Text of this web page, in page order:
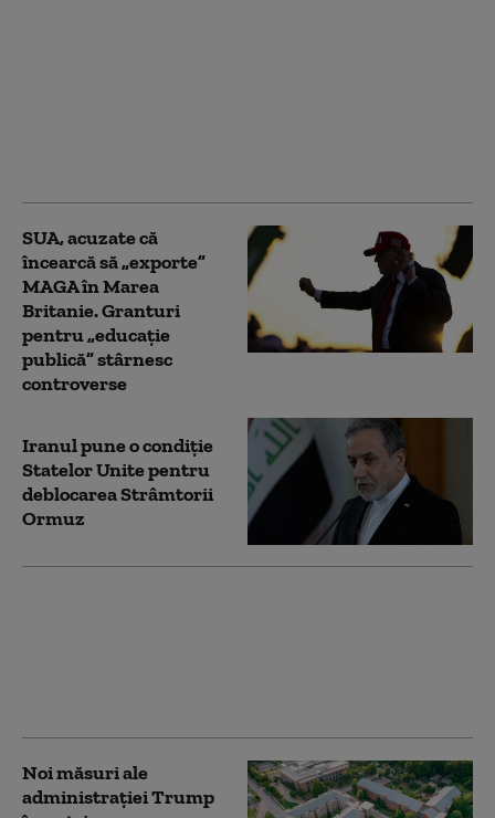
SUA, acuzate că
încearcă să „exporte”
MAGA în Marea
Britanie. Granturi
pentru „educație
publică” stârnesc
controverse
Iranul pune o condiție
Statelor Unite pentru
deblocarea Strâmtorii
Ormuz
Noi măsuri ale
administrației Trump